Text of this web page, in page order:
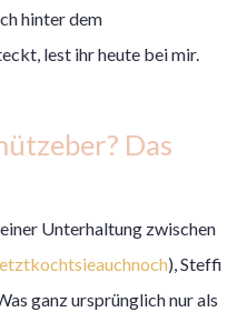
hinter dem
lest ihr heute bei mir.
Das
Unterhaltung zwischen
), Steffi
ganz ursprünglich nur als